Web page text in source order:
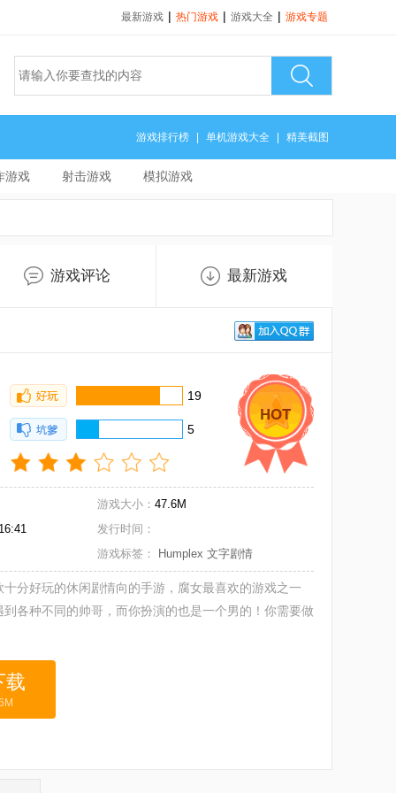
最新游戏 | 热门游戏 | 游戏大全 | 游戏专题
游戏排行榜 单机游戏大全 精美截图
游戏 射击游戏 模拟游戏
游戏评论 最新游戏
19
5
游戏大小： 47.6M
发行时间：
游戏标签：
Humplex 文字剧情
分好玩的休闲剧情向的手游，腐女最喜欢的游戏之一
各种不同的帅哥，而你扮演的也是一个男的！你需要做